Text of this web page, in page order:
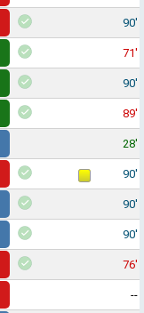
90'
71'
90'
89'
28'
90'
90'
90'
76'
--